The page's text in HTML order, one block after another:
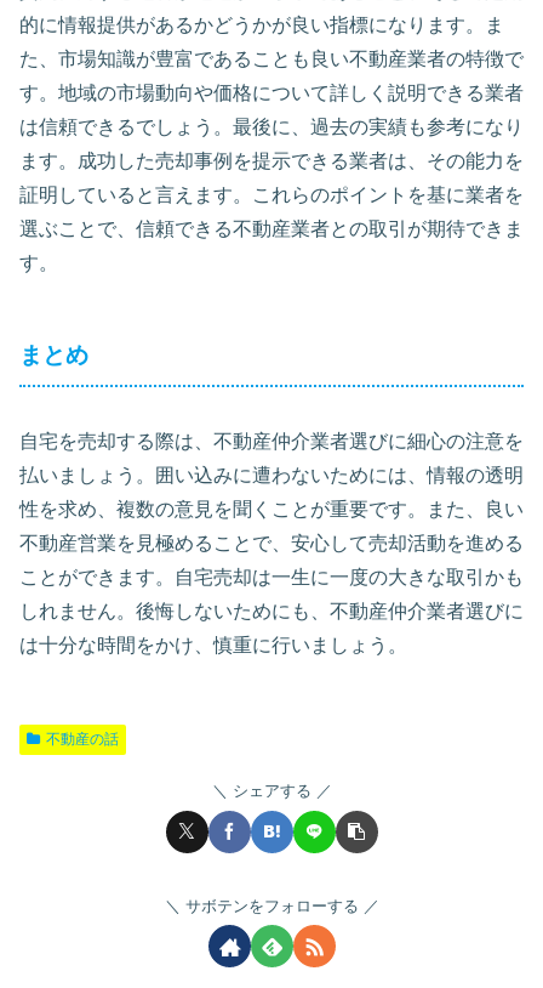
的に情報提供があるかどうかが良い指標になります。ま
た、市場知識が豊富であることも良い不動産業者の特徴で
す。地域の市場動向や価格について詳しく説明できる業者
は信頼できるでしょう。最後に、過去の実績も参考になり
ます。成功した売却事例を提示できる業者は、その能力を
証明していると言えます。これらのポイントを基に業者を
選ぶことで、信頼できる不動産業者との取引が期待できま
す。
まとめ
自宅を売却する際は、不動産仲介業者選びに細心の注意を
払いましょう。囲い込みに遭わないためには、情報の透明
性を求め、複数の意見を聞くことが重要です。また、良い
不動産営業を見極めることで、安心して売却活動を進める
ことができます。自宅売却は一生に一度の大きな取引かも
しれません。後悔しないためにも、不動産仲介業者選びに
は十分な時間をかけ、慎重に行いましょう。
不動産の話
シェアする
サボテンをフォローする